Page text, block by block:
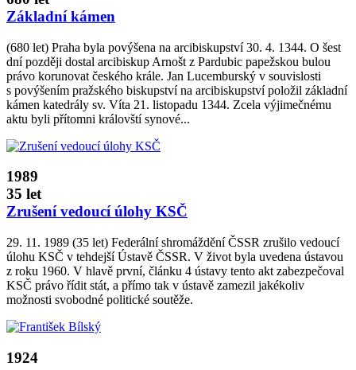
Základní kámen
(680 let) Praha byla povýšena na arcibiskupství 30. 4. 1344. O šest
dní později dostal arcibiskup Arnošt z Pardubic papežskou bulou
právo korunovat českého krále. Jan Lucemburský v souvislosti
s povýšením pražského biskupství na arcibiskupství položil základní
kámen katedrály sv. Víta 21. listopadu 1344. Zcela výjimečnému
aktu byli přítomni královští synové...
1989
35 let
Zrušení vedoucí úlohy KSČ
29. 11. 1989 (35 let) Federální shromáždění ČSSR zrušilo vedoucí
úlohu KSČ v tehdejší Ústavě ČSSR. V život byla uvedena ústavou
z roku 1960. V hlavě první, článku 4 ústavy tento akt zabezpečoval
KSČ právo řídit stát, a přímo tak v ústavě zamezil jakékoliv
možnosti svobodné politické soutěže.
1924